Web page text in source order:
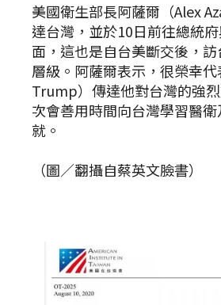
美國衛生部長阿薩爾（Alex
達台灣，並於10日前往總統
面，這也是自台美斷交後，
層級。阿薩爾表示，很榮幸
Trump）傳達他對台灣的強
次會善用時間向台灣學習醫
就。
（圖／翻攝自蔡英文臉書）